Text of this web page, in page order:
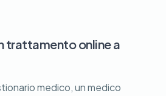
trattamento online a
medico, un medico